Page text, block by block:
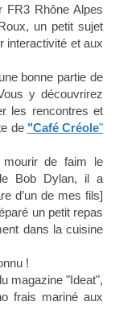
FR3 Rhône Alpes
un petit sujet
interactivité et aux
bonne partie de
y découvrirez
les rencontres et
de "Café Créole"
de faim le
Bob Dylan, il a
d’un de mes fils]
un petit repas
dans la cuisine
!
magazine "Ideat",
frais mariné aux